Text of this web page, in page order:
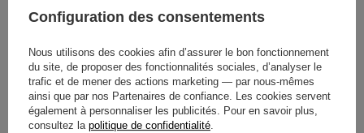
Si vous n'avez pas trouvé un produit dans notre offre et que vous souhaitez
l'acheter dans notre boutique, vous pouvez utiliser le formulaire spécial et
nous envoyer une description de l'article que vous recherchez. Pour
pouvoir le faire, vous devez êtreconnectés.
Configuration des consentements
Nous utilisons des cookies afin d’assurer le bon fonctionnement
du site, de proposer des fonctionnalités sociales, d’analyser le
trafic et de mener des actions marketing — par nous-mêmes
ainsi que par nos Partenaires de confiance. Les cookies servent
également à personnaliser les publicités. Pour en savoir plus,
consultez la politique de confidentialité.